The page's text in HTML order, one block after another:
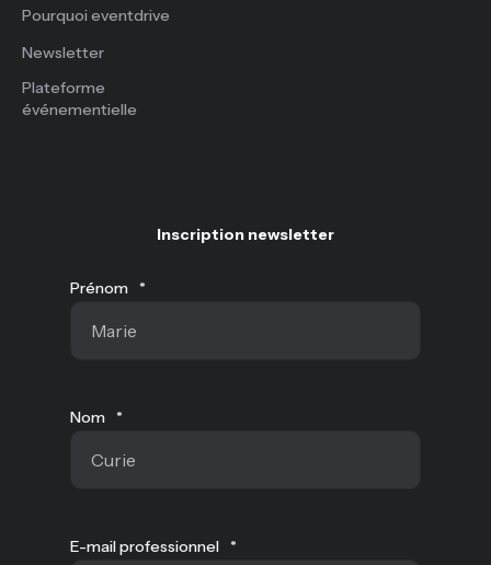
Pourquoi eventdrive
Newsletter
Plateforme
événementielle
Inscription newsletter
Prénom *
Nom *
E-mail professionnel *